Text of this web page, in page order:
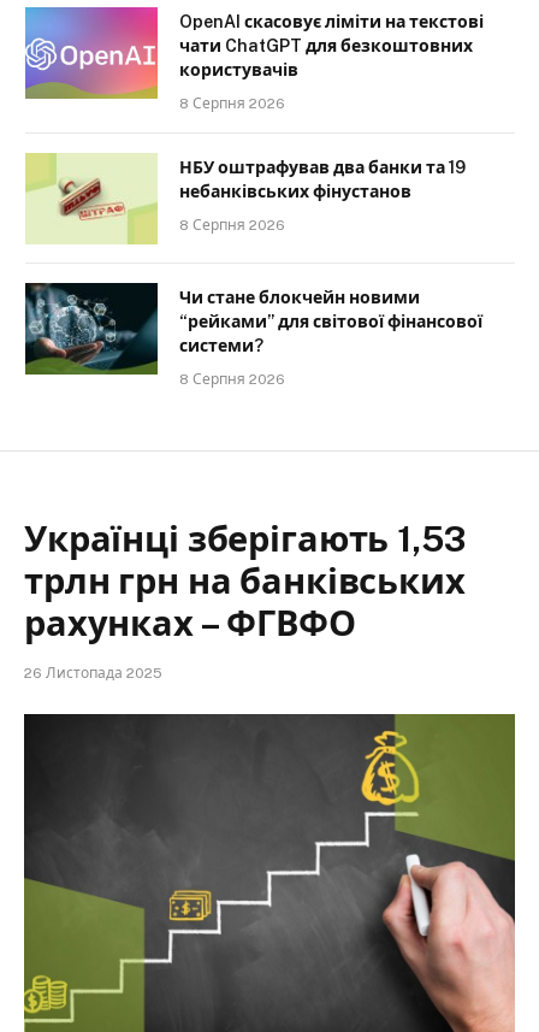
OpenAI скасовує ліміти на текстові
чати ChatGPT для безкоштовних
користувачів
8 Серпня 2026
НБУ оштрафував два банки та 19
небанківських фінустанов
8 Серпня 2026
Чи стане блокчейн новими
“рейками” для світової фінансової
системи?
8 Серпня 2026
Українці зберігають 1,53
трлн грн на банківських
рахунках – ФГВФО
26 Листопада 2025